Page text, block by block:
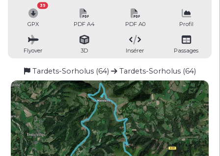
GPX
39
PDF A4 PDF A0 Profil
Flyover 3D Insérer Passages
Tardets-Sorholus (64) Tardets-Sorholus (64)